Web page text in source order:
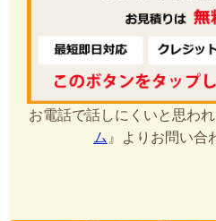
お電話で話しにくいと思わ
ム 』よりお問い合